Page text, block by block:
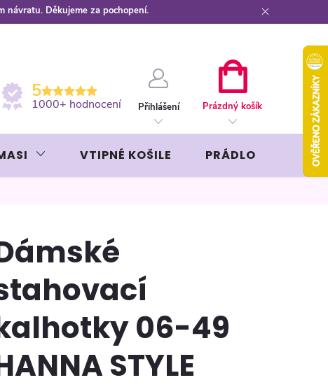
návratu. Děkujeme za pochopení.
5
1000+ hodnocení Přihlášení
KOŠÍK
Prázdný košík
VTIPNÉ KOŠILE PRÁDLO
06-49
STYLE